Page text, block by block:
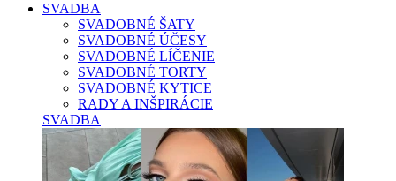
SVADBA
SVADOBNÉ ŠATY
SVADOBNÉ ÚČESY
SVADOBNÉ LÍČENIE
SVADOBNÉ TORTY
SVADOBNÉ KYTICE
RADY A INŠPIRÁCIE
SVADBA